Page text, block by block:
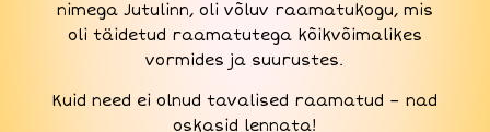
nimega Jutulinn, oli võluv raamatukogu, mis
oli täidetud raamatutega kõikvõimalikes
vormides ja suurustes.
Kuid need ei olnud tavalised raamatud – nad
oskasid lennata!